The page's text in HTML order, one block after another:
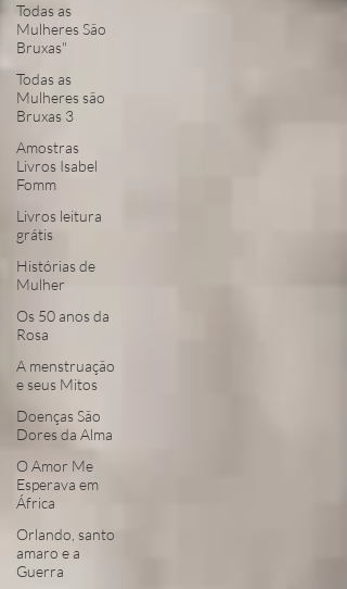
Todas as
Mulheres São
Bruxas"
Todas as
Mulheres são
Bruxas 3
Amostras
Livros Isabel
Fomm
Livros leitura
grátis
Histórias de
Mulher
Os 50 anos da
Rosa
A menstruação
e seus Mitos
Doenças São
Dores da Alma
O Amor Me
Esperava em
África
Orlando, santo
amaro e a
Guerra